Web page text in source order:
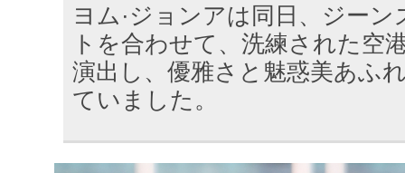
ヨム·ジョンアは同日、ジー
トを合わせて、洗練された空
演出し、優雅さと魅惑美あふ
ていました。